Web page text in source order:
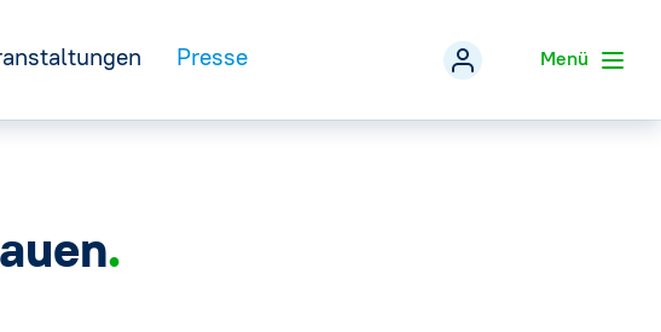
→ Referentenpool der IDM
Presse Menü